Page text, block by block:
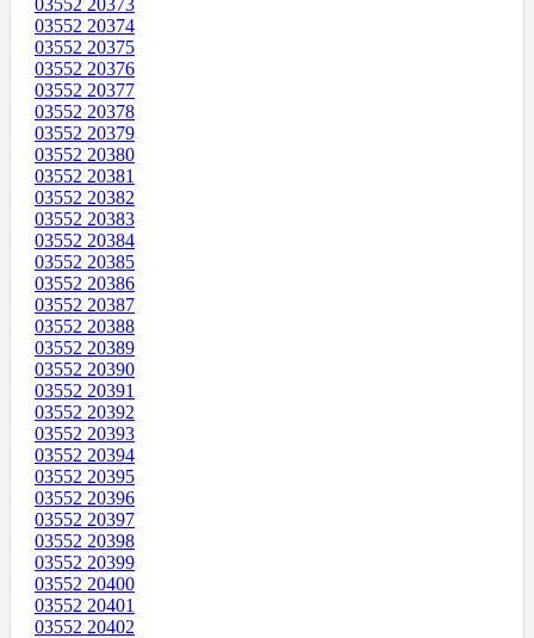
03552 20373
03552 20374
03552 20375
03552 20376
03552 20377
03552 20378
03552 20379
03552 20380
03552 20381
03552 20382
03552 20383
03552 20384
03552 20385
03552 20386
03552 20387
03552 20388
03552 20389
03552 20390
03552 20391
03552 20392
03552 20393
03552 20394
03552 20395
03552 20396
03552 20397
03552 20398
03552 20399
03552 20400
03552 20401
03552 20402